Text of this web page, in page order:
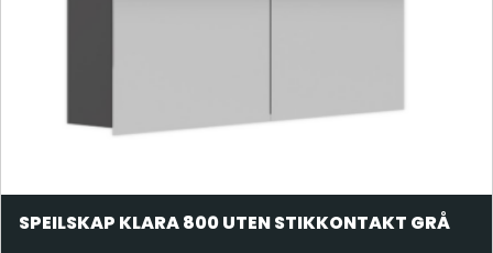
SPEILSKAP KLARA 800 UTEN STIKKONTAKT GRÅ